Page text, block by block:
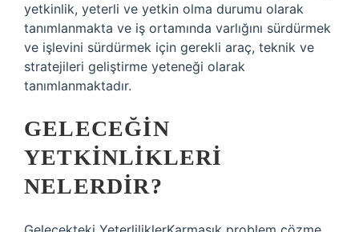
yetkinlik, yeterli ve yetkin olma durumu olarak
tanımlanmakta ve iş ortamında varlığını sürdürmek
ve işlevini sürdürmek için gerekli araç, teknik ve
stratejileri geliştirme yeteneği olarak
tanımlanmaktadır.
GELECEĞIN
YETKINLIKLERI
NELERDIR?